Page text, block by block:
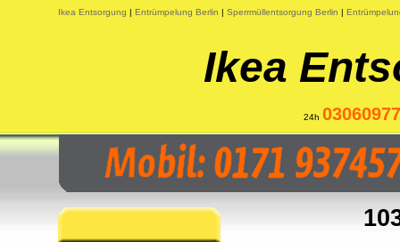
Ikea Entsorgung | Entrümpelung Berlin | Sperrmüllentsorgung Berlin |
Ikea
24h